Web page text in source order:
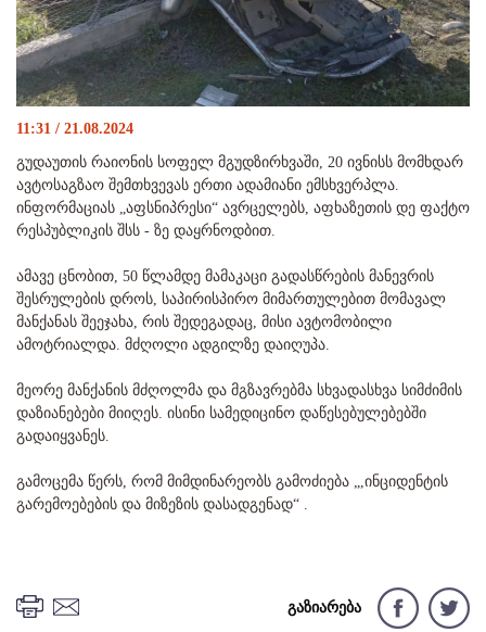
11:31 / 21.08.2024
გუდაუთის რაიონის სოფელ მგუდზირხვაში, 20 ივნისს მომხდარ
ავტოსაგზაო შემთხვევას ერთი ადამიანი ემსხვერპლა.
ინფორმაციას „აფსნიპრესი“ ავრცელებს, აფხაზეთის დე ფაქტო
რესპუბლიკის შსს - ზე დაყრნოდბით.
ამავე ცნობით, 50 წლამდე მამაკაცი გადასწრების მანევრის
შესრულების დროს, საპირისპირო მიმართულებით მომავალ
მანქანას შეეჯახა, რის შედეგადაც, მისი ავტომობილი
ამოტრიალდა. მძღოლი ადგილზე დაიღუპა.
მეორე მანქანის მძღოლმა და მგზავრებმა სხვადასხვა სიმძიმის
დაზიანებები მიიღეს. ისინი სამედიცინო დაწესებულებებში
გადაიყვანეს.
გამოცემა წერს, რომ მიმდინარეობს გამოძიება „,ინციდენტის
გარემოებების და მიზეზის დასადგენად“ .
გაზიარება